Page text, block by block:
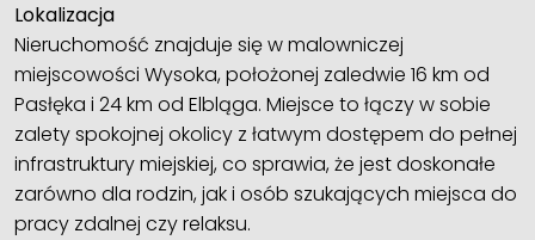
Lokalizacja
Nieruchomość znajduje się w malowniczej
miejscowości Wysoka, położonej zaledwie 16 km od
Pasłęka i 24 km od Elbląga. Miejsce to łączy w sobie
zalety spokojnej okolicy z łatwym dostępem do pełnej
infrastruktury miejskiej, co sprawia, że jest doskonałe
zarówno dla rodzin, jak i osób szukających miejsca do
pracy zdalnej czy relaksu.